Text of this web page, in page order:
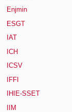
Enjmin
ESGT
IAT
ICH
ICSV
IFFI
IHIE-SSET
IIM